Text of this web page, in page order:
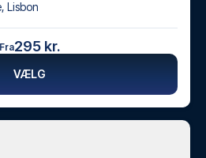
, Lisbon
Fra295 kr.
VÆLG